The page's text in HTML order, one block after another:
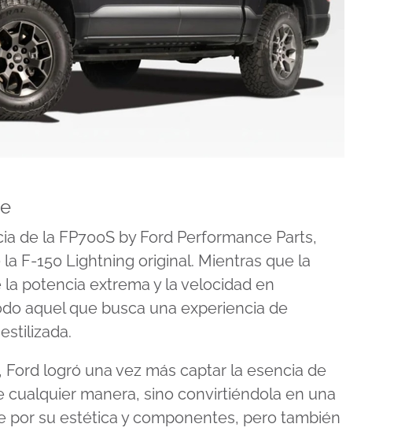
de la FP700S by Ford Performance Parts,
la F-150 Lightning original. Mientras que la
potencia extrema y la velocidad en
aquel que busca una experiencia de
, Ford logró una vez más captar la esencia de
cualquier manera, sino convirtiéndola en una
por su estética y componentes, pero también